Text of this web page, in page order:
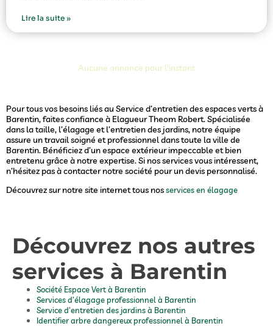
Lire la suite »
Aucune annonce pour l'instant
Pour tous vos besoins liés au Service d’entretien des espaces verts à
Barentin, faites confiance à Elagueur Theom Robert. Spécialisée
dans la taille, l’élagage et l’entretien des jardins, notre équipe
assure un travail soigné et professionnel dans toute la ville de
Barentin. Bénéficiez d’un espace extérieur impeccable et bien
entretenu grâce à notre expertise. Si nos services vous intéressent,
n’hésitez pas à contacter notre société pour un devis personnalisé.
Découvrez sur notre site internet tous nosservices en élagage
Découvrez nos autres
services à Barentin
Société Espace Vert à Barentin
Services d’élagage professionnel à Barentin
Service d’entretien des jardins à Barentin
Identifier arbre dangereux professionnel à Barentin